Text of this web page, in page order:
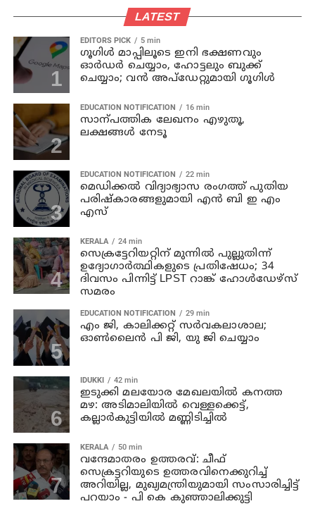
LATEST
EDITORS PICK 5 min
ഗൂഗിൾ മാപ്പിലൂടെ ഇനി ഭക്ഷണവും
ഓർഡർ ചെയ്യാം, ഹോട്ടലും ബുക്ക്
ചെയ്യാം; വൻ അപ്‌ഡേറ്റുമായി ഗൂഗിൾ
EDUCATION NOTIFICATION 16 min
സാന്പത്തിക ലേഖനം എഴുതൂ,
ലക്ഷങ്ങൾ നേടൂ
EDUCATION NOTIFICATION 22 min
മെഡിക്കൽ വിദ്യാഭ്യാസ രംഗത്ത് പുതിയ
പരിഷ്‌കാരങ്ങളുമായി എൻ ബി ഇ എം
എസ്
KERALA 24 min
സെക്രട്ടേറിയറ്റിന് മുന്നിൽ പുല്ലുതിന്ന്
ഉദ്യോഗാർത്ഥികളുടെ പ്രതിഷേധം; 34
ദിവസം പിന്നിട്ട് LPST റാങ്ക് ഹോൾഡേഴ്സ്
സമരം
EDUCATION NOTIFICATION 29 min
എം ജി, കാലിക്കറ്റ് സർവകലാശാല;
ഓൺലൈൻ പി ജി, യു ജി ചെയ്യാം
IDUKKI 42 min
ഇടുക്കി മലയോര മേഖലയിൽ കനത്ത
മഴ: അടിമാലിയിൽ വെള്ളക്കെട്ട്,
കല്ലാർകുട്ടിയിൽ മണ്ണിടിച്ചിൽ
KERALA 50 min
വന്ദേമാതരം ഉത്തരവ്: ചീഫ്
സെക്രട്ടറിയുടെ ഉത്തരവിനെക്കുറിച്ച്
അറിയില്ല, മുഖ്യമന്ത്രിയുമായി സംസാരിച്ചിട്ട്
പറയാം - പി കെ കുഞ്ഞാലിക്കുട്ടി